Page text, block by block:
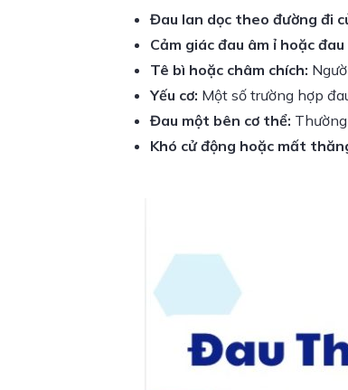
Đau lan dọc theo đường đi
Cảm giác đau âm ỉ hoặc đau
Tê bì hoặc châm chích:
Yếu cơ: Một số trường hợp
Đau một bên cơ thể:
Khó cử động hoặc mất